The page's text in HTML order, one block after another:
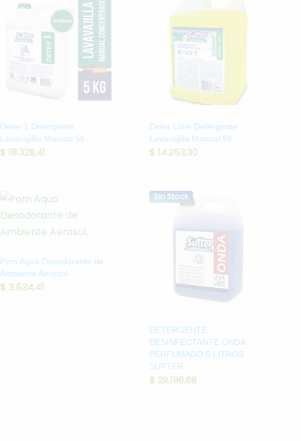
Deter 1 Detergente
Lavavajillla Manual 5lt.
$ 18.328,41
Deter Lime Detergente
Lavavajilla Manual 5lt.
$ 14.253,30
Pom Aqua Desodorante de
Ambiente Aerosol.
$ 3.534,41
Sin Stock
DETERGENTE
DESINFECTANTE ONDA
PERFUMADO 5 LITROS
SUTTER
$ 28.196,68